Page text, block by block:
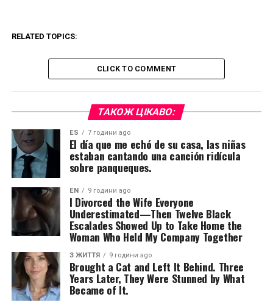
RELATED TOPICS:
CLICK TO COMMENT
ТАКОЖ ЦІКАВО:
ES 7 години ago
El día que me echó de su casa, las niñas
estaban cantando una canción ridícula
sobre panqueques.
EN 9 години ago
I Divorced the Wife Everyone
Underestimated—Then Twelve Black
Escalades Showed Up to Take Home the
Woman Who Held My Company Together
З ЖИТТЯ 9 години ago
Brought a Cat and Left It Behind. Three
Years Later, They Were Stunned by What
Became of It.